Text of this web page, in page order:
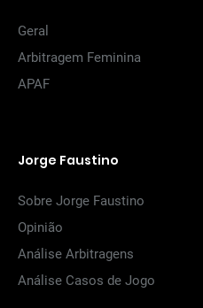
Geral
Arbitragem Feminina
APAF
Jorge Faustino
Sobre Jorge Faustino
Opinião
Análise Arbitragens
Análise Casos de Jogo